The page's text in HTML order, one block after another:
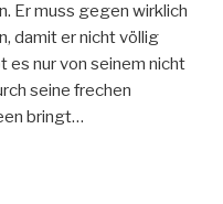
Er muss gegen wirklich
damit er nicht völlig
es nur von seinem nicht
seine frechen
bringt…